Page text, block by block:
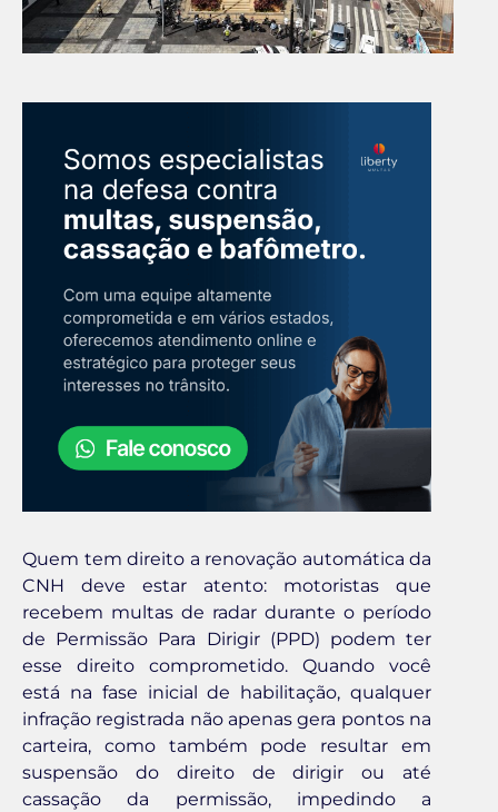
Quem tem direito a renovação automática da
CNH deve estar atento: motoristas que
recebem multas de radar durante o período
de Permissão Para Dirigir (PPD) podem ter
esse direito comprometido. Quando você
está na fase inicial de habilitação, qualquer
infração registrada não apenas gera pontos na
carteira, como também pode resultar em
suspensão do direito de dirigir ou até
cassação da permissão, impedindo a